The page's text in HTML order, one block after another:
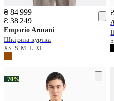
₴ 84 999
₴ 38 249
Emporio Armani
Шкіряна куртка
XS S M L XL
−70%